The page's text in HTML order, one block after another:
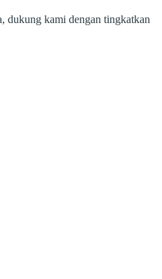
dukung kami dengan tingkatkan